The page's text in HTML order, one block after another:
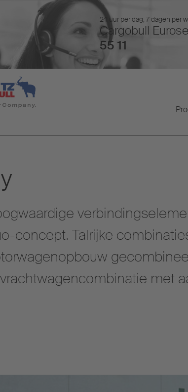
24 uur per dag, 7 dagen per
Cargobull
55 11
concept. Talrijke
met